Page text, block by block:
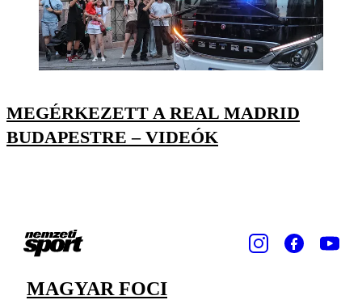
MEGÉRKEZETT A REAL MADRID
BUDAPESTRE – VIDEÓK
MAGYAR FOCI